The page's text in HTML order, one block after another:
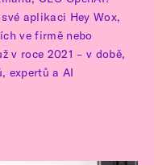
aplikaci Hey Wox,
ve firmě nebo
v roce 2021 – v době,
expertů a AI